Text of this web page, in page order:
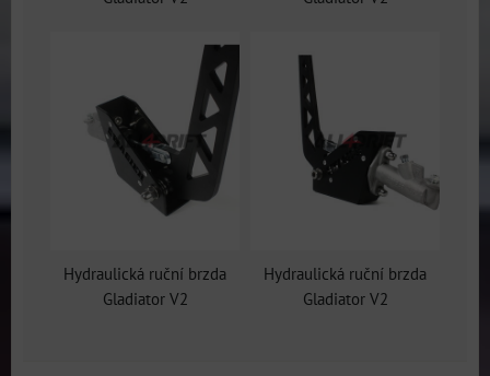
Hydraulická ruční brzda
Gladiator V2
Hydraulická ruční brzda
Gladiator V2